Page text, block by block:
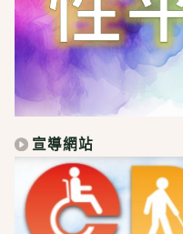
宣導網站